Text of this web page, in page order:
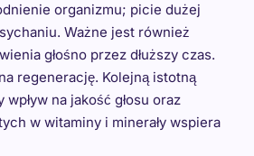
organizmu; picie dużej
Ważne jest również
głośno przez dłuższy czas.
regenerację. Kolejną istotną
na jakość głosu oraz
w witaminy i minerały wspiera